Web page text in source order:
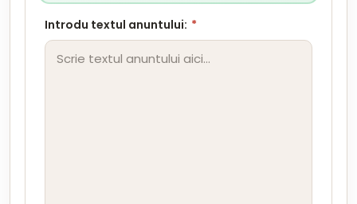
Introdu textul anuntului: *